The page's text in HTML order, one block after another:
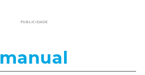
PUBLICIDADE
manual